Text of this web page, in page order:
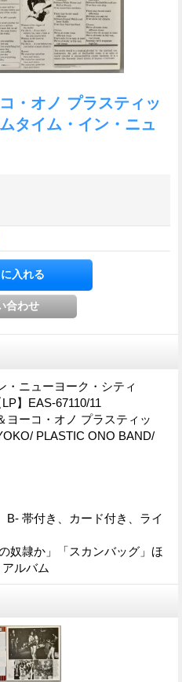
・オノ プラスティッ
タイム・イン・ニュ
・ニューヨーク・シティ
】EAS-67110/11
ヨーコ・オノ プラスティッ
PLASTIC ONO BAND/
B- 帯付き、カード付き、ライ
奴隷か」「スカンバッグ」ほ
ルバム